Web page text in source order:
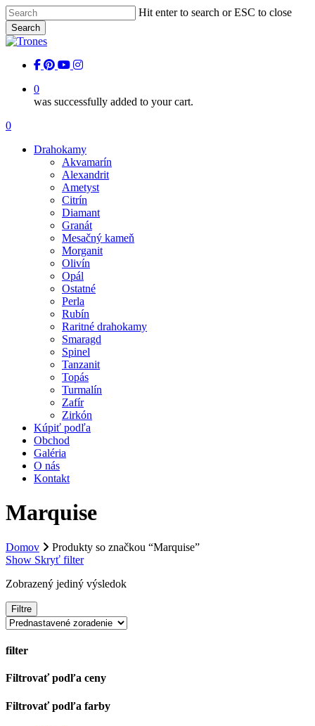
Skip
to
main
content
Hit enter to search or ESC to close
Search
Close
facebook
pinterest
youtubeinstagram
0
was successfully added to your cart.
Menu
0
Drahokamy
Akvamarín
Alexandrit
Ametyst
Citrín
Diamant
Granát
Mesačný kameň
Morganit
Olivín
Opál
Ostatné
Perla
Rubín
Raritné drahokamy
Smaragd
Spinel
Tanzanit
Topás
Turmalín
Zafír
Zirkón
Kúpiť podľa
Obchod
Galéria
O nás
Kontakt
Marquise
Domov
Produkty so značkou “Marquise”
Show Skryť filter
Zobrazený jediný výsledok
Filtre
filter
Close
Filtrovať podľa ceny
Filtrovať podľa farby